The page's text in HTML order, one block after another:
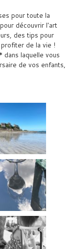
pour toute la
découvrir l'art
des tips pour
de la vie !
dans laquelle vous
de vos enfants,